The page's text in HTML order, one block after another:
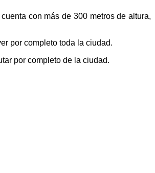
con más de 300 metros de altura,
por completo toda la ciudad.
por completo de la ciudad.